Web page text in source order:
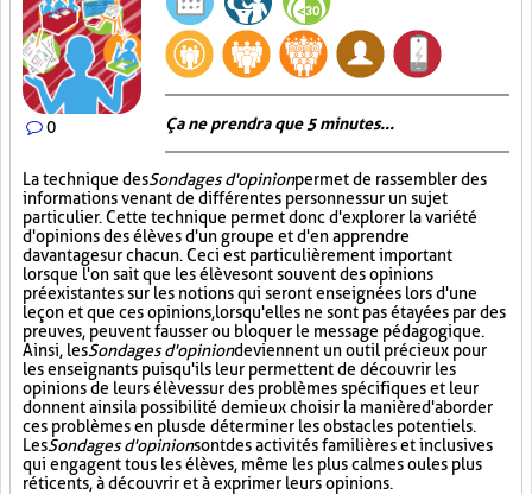
0 Ça ne prendra que 5 minutes...
La technique desSondages d'opinionpermet de rassembler des
informations venant de différentes personnes sur un sujet
particulier. Cette technique permet donc d'explorer la variété
d'opinions des élèves d'un groupe et d'en apprendre
davantage sur chacun. Ceci est particulièrement important
lorsque l'on sait que les élèves ont souvent des opinions
préexistantes sur les notions qui seront enseignées lors d'une
leçon et que ces opinions, lorsqu'elles ne sont pas étayées par des
preuves, peuvent fausser ou bloquer le message pédagogique.
Ainsi, lesSondages d'opiniondeviennent un outil précieux pour
les enseignants puisqu'ils leur permettent de découvrir les
opinions de leurs élèves sur des problèmes spécifiques et leur
donnent ainsi la possibilité de mieux choisir la manière d'aborder
ces problèmes en plus de déterminer les obstacles potentiels.
LesSondages d'opinionsont des activités familières et inclusives
qui engagent tous les élèves, même les plus calmes ou les plus
réticents, à découvrir et à exprimer leurs opinions.